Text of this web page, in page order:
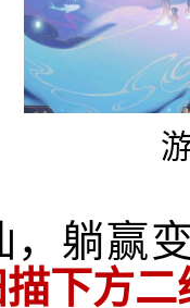
，躺赢
下方